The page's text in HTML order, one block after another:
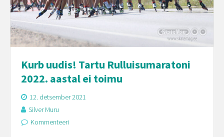
Kurb uudis! Tartu Rulluisumaratoni
2022. aastal ei toimu
12. detsember 2021
Silver Muru
Kommenteeri